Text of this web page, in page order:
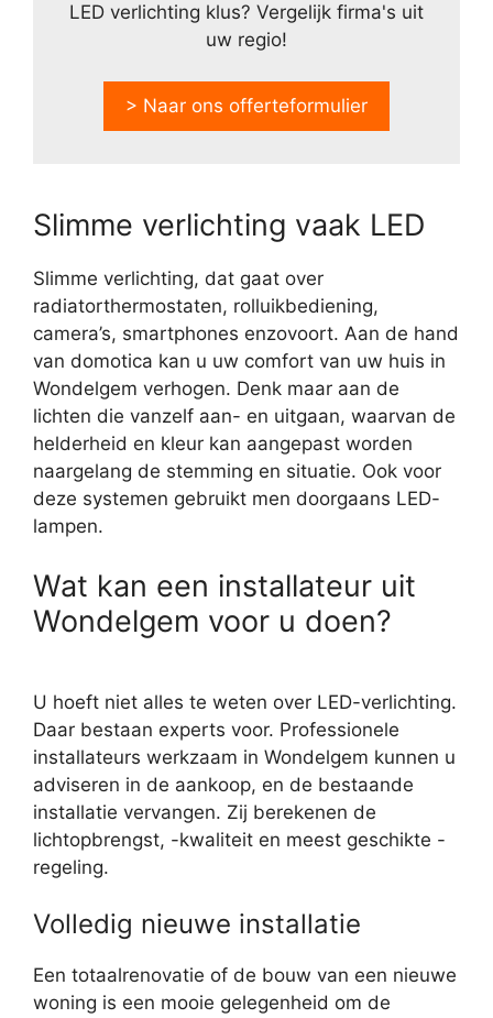
LED verlichting klus? Vergelijk firma's uit
uw regio!
> Naar ons offerteformulier
Slimme verlichting vaak LED
Slimme verlichting, dat gaat over
radiatorthermostaten, rolluikbediening,
camera’s, smartphones enzovoort. Aan de hand
van domotica kan u uw comfort van uw huis in
Wondelgem verhogen. Denk maar aan de
lichten die vanzelf aan- en uitgaan, waarvan de
helderheid en kleur kan aangepast worden
naargelang de stemming en situatie. Ook voor
deze systemen gebruikt men doorgaans LED-
lampen.
Wat kan een installateur uit
Wondelgem voor u doen?
U hoeft niet alles te weten over LED-verlichting.
Daar bestaan experts voor. Professionele
installateurs werkzaam in Wondelgem kunnen u
adviseren in de aankoop, en de bestaande
installatie vervangen. Zij berekenen de
lichtopbrengst, -kwaliteit en meest geschikte -
regeling.
Volledig nieuwe installatie
Een totaalrenovatie of de bouw van een nieuwe
woning is een mooie gelegenheid om de